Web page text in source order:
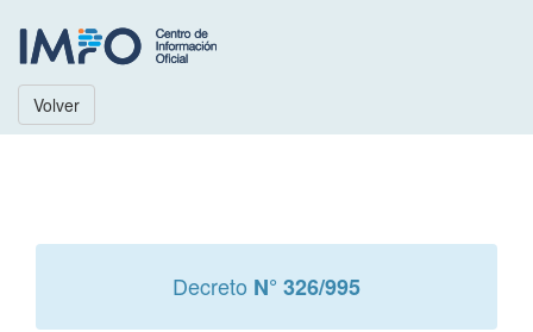
Volver
Decreto N° 326/995